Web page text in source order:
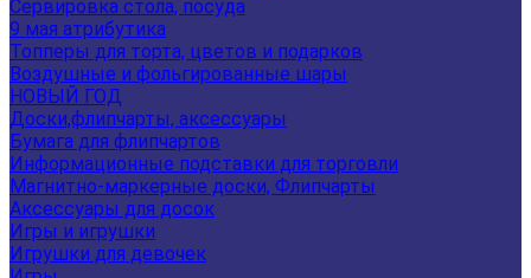
Сервировка стола, посуда
9 мая атрибутика
Топперы для торта, цветов и подарков
Воздушные и фольгированные шары
НОВЫЙ ГОД
Доски,флипчарты, аксессуары
Бумага для флипчартов
Информационные подставки для торговли
Магнитно-маркерные доски, Флипчарты
Аксессуары для досок
Игры и игрушки
Игрушки для девочек